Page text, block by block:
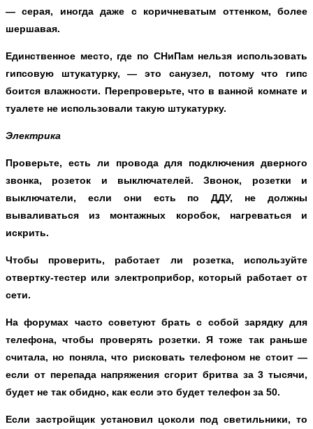
— серая, иногда даже с коричневатым оттенком, более
шершавая.
Единственное место, где по СНиПам нельзя использовать
гипсовую штукатурку, — это санузел, потому что гипс
боится влажности. Перепроверьте, что в ванной комнате и
туалете не использовали такую штукатурку.
Электрика
Проверьте, есть ли провода для подключения дверного
звонка, розеток и выключателей. Звонок, розетки и
выключатели, если они есть по ДДУ, не должны
вываливаться из монтажных коробок, нагреваться и
искрить.
Чтобы проверить, работает ли розетка, используйте
отвертку-тестер или электроприбор, который работает от
сети.
На форумах часто советуют брать с собой зарядку для
телефона, чтобы проверять розетки. Я тоже так раньше
считала, но поняла, что рисковать телефоном не стоит —
если от перепада напряжения сгорит бритва за 3 тысячи,
будет не так обидно, как если это будет телефон за 50.
Если застройщик установил цоколи под светильники, то